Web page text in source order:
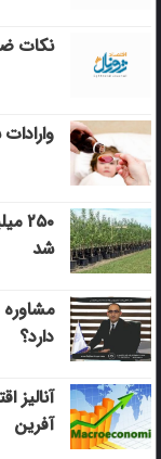
نکات
۲۵۰
شد
مشاوره
دارد؟
آنالیز
آفرین